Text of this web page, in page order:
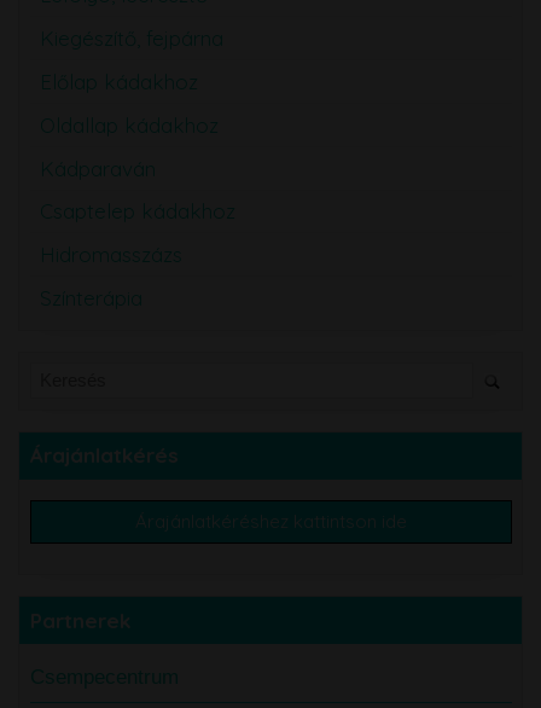
Kiegészítő, fejpárna
Előlap kádakhoz
Oldallap kádakhoz
Kádparaván
Csaptelep kádakhoz
Hidromasszázs
Színterápia
Árajánlatkérés
Árajánlatkéréshez kattintson ide
Partnerek
Csempecentrum